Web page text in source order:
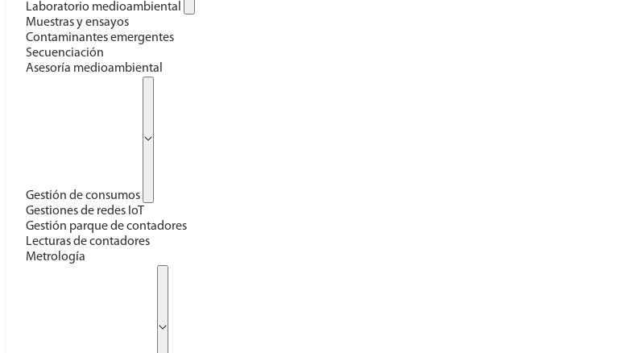
Laboratorio medioambiental
Muestras y ensayos
Contaminantes emergentes
Secuenciación
Asesoría medioambiental
Gestión de consumos
Gestiones de redes IoT
Gestión parque de contadores
Lecturas de contadores
Metrología